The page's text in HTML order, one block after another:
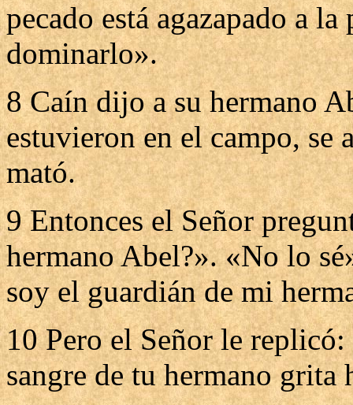
pecado está agazapado a
dominarlo».
8 Caín dijo a su hermano
estuvieron en el campo, se
mató.
9 Entonces el Señor
hermano Abel?». «No lo
soy el guardián de mi
10 Pero el Señor le replicó:
sangre de tu hermano grita